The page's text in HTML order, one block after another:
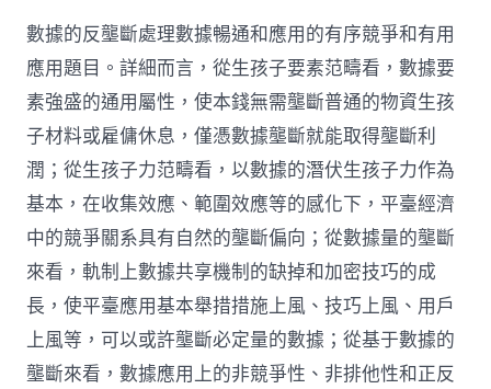
數據的反壟斷處理數據暢通和應用的有序競爭和有用
應用題目。詳細而言，從生孩子要素范疇看，數據要
素強盛的通用屬性，使本錢無需壟斷普通的物資生孩
子材料或雇傭休息，僅憑數據壟斷就能取得壟斷利
潤；從生孩子力范疇看，以數據的潛伏生孩子力作為
基本，在收集效應、範圍效應等的感化下，平臺經濟
中的競爭關系具有自然的壟斷偏向；從數據量的壟斷
來看，軌制上數據共享機制的缺掉和加密技巧的成
長，使平臺應用基本舉措措施上風、技巧上風、用戶
上風等，可以或許壟斷必定量的數據；從基于數據的
壟斷來看，數據應用上的非競爭性、非排他性和正反